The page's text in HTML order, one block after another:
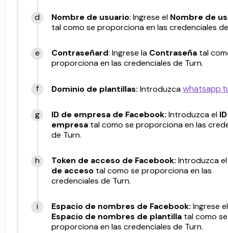
Nombre de usuario: Ingrese el Nombre de
tal como se proporciona en las credenciales
Contraseñard: Ingrese la Contraseña tal
proporciona en las credenciales de Turn.
Dominio de plantillas: Introduzca
ID de empresa de Facebook: Introduzca el
empresa tal como se proporciona en las
de Turn.
Token de acceso de Facebook: Introduzca
de acceso tal como se proporciona en las
credenciales de Turn.
Espacio de nombres de Facebook: Ingrese el
Espacio de nombres de plantilla tal como se
proporciona en las credenciales de Turn.